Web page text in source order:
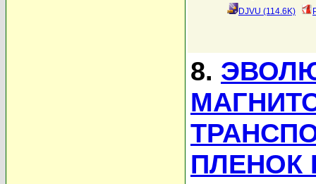
DJVU (114.6K)
8.
ПЛЕНОК